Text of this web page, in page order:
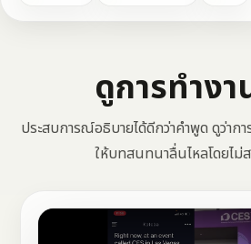
ดูการทำง
ประสบการณ์อธิบายได้ดีกว่าคำพูด ดูว่า
ให้บทสนทนาลื่นไหลโดยไม่ส
เล่นวิดีโอเดโม